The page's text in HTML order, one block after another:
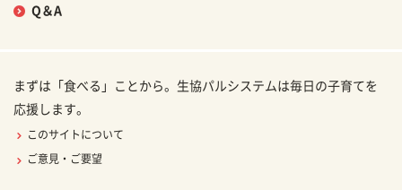
Q＆A
まずは「食べる」ことから。生協パルシステムは毎日の子育てを
応援します。
このサイトについて
ご意見・ご要望